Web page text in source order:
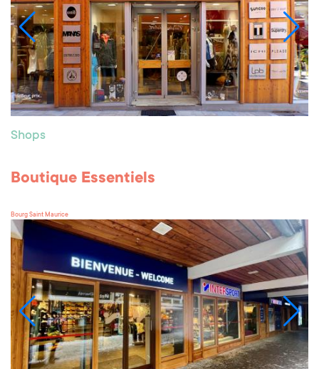
Shops
Boutique Essentiels
Bourg Saint Maurice